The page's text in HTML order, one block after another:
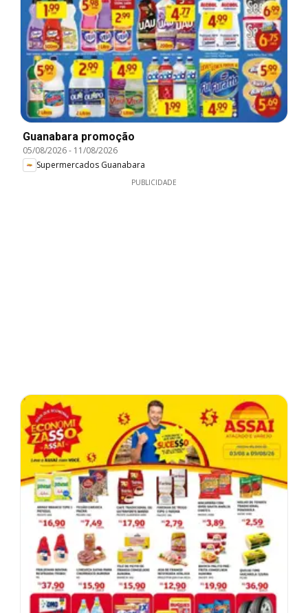
Guanabara promoção
05/08/2026- 11/08/2026
Supermercados Guanabara
PUBLICIDADE